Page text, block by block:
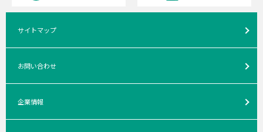
サイトマップ
お問い合わせ
企業情報